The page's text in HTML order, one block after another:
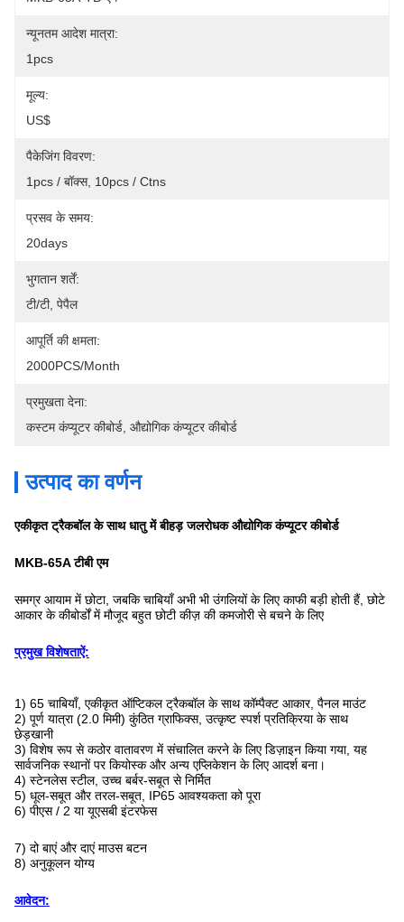
न्यूनतम आदेश मात्रा:
1pcs
मूल्य:
US$
पैकेजिंग विवरण:
1pcs / बॉक्स, 10pcs / Ctns
प्रसव के समय:
20days
भुगतान शर्तें:
टी/टी, पेपैल
आपूर्ति की क्षमता:
2000PCS/Month
प्रमुखता देना:
कस्टम कंप्यूटर कीबोर्ड औद्योगिक कंप्यूटर कीबोर्ड
उत्पाद का वर्णन
एकीकृत ट्रैकबॉल के साथ धातु में बीहड़ जलरोधक औद्योगिक कंप्यूटर कीबोर्ड
MKB-65A टीबी एम
समग्र आयाम में छोटा, जबकि चाबियाँ अभी भी उंगलियों के लिए काफी बड़ी होती हैं, छोटे
आकार के कीबोर्डों में मौजूद बहुत छोटी कीज़ की कमजोरी से बचने के लिए
प्रमुख विशेषताऐं:
1) 65 चाबियाँ, एकीकृत ऑप्टिकल ट्रैकबॉल के साथ कॉम्पैक्ट आकार, पैनल माउंट
2) पूर्ण यात्रा (2.0 मिमी) कुंठित ग्राफिक्स, उत्कृष्ट स्पर्श प्रतिक्रिया के साथ
छेड़खानी
3) विशेष रूप से कठोर वातावरण में संचालित करने के लिए डिज़ाइन किया गया, यह
सार्वजनिक स्थानों पर कियोस्क और अन्य एप्लिकेशन के लिए आदर्श बना।
4) स्टेनलेस स्टील, उच्च बर्बर-सबूत से निर्मित
5) धूल-सबूत और तरल-सबूत, IP65 आवश्यकता को पूरा
6) पीएस / 2 या यूएसबी इंटरफेस
7) दो बाएं और दाएं माउस बटन
8) अनुकूलन योग्य
आवेदन: